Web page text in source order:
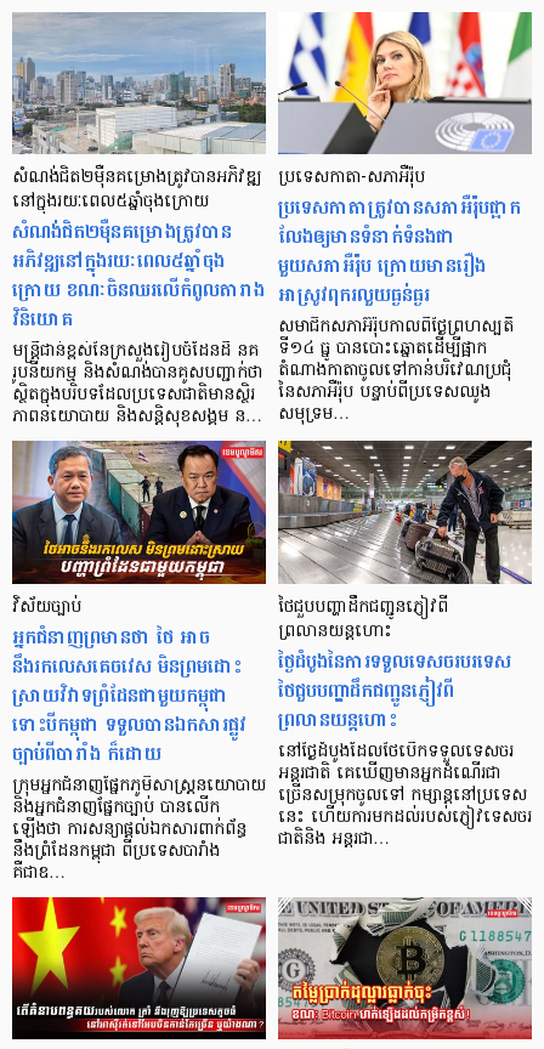
សំណង់ជិត២ម៉ឺនគម្រោងត្រូវបានអភិវឌ្ឍ
នៅក្នុងរយៈពេល៥ឆ្នាំចុងក្រោយ
សំណង់ជិត២ម៉ឺនគម្រោងត្រូវបាន
អភិវឌ្ឍនៅក្នុងរយៈពេល៥ឆ្នាំចុង
ក្រោយ ខណៈចិនឈរលើកំពូលតារាង
វិនិយោគ
មន្ត្រីជាន់ខ្ពស់នៃក្រសួងរៀបចំដែនដី នគ
រូបនីយកម្ម និងសំណង់បានគូសបញ្ជាក់ថា
ស្ថិតក្នុងបរិបទដែលប្រទេសជាតិមានស្ថិរ
ភាពនយោបាយ និងសន្តិសុខសង្គម ន…
ប្រទេសកាតា-សភាអឺរ៉ុប
ប្រទេសកាតាត្រូវបានសភាអឺរ៉ុបផ្អាក
លែងឲ្យមានទំនាក់ទំនងជា
មួយសភាអឺរ៉ុប ក្រោយមានរឿង
អាស្រូវពុករលួយធ្ងន់ធ្ងរ
សមាជិកសភាអ៊ឺរ៉ុបកាលពីថ្ងៃព្រហស្បតិ៍
ទី១៤ ធ្នូ បានបោះឆ្នោតដើម្បីផ្អាក
តំណាងកាតាចូលទៅកាន់បរិវេណប្រជុំ
នៃសភាអឺរ៉ុប បន្ទាប់ពីប្រទេសឈូង
សមុទ្រម…
វិស័យច្បាប់
អ្នកជំនាញព្រមានថា ថៃ អាច
នឹងរកលេសគេចវេស មិនព្រមដោះ
ស្រាយវិវាទព្រំដែនជាមួយកម្ពុជា
ទោះបីកម្ពុជា ទទួលបានឯកសារផ្លូវ
ច្បាប់ពីបារាំង ក៏ដោយ
ក្រុមអ្នកជំនាញផ្នែកភូមិសាស្ត្រនយោបាយ
និងអ្នកជំនាញផ្នែកច្បាប់ បានលើក
ឡើងថា ការសន្យាផ្តល់ឯកសារពាក់ព័ន្ធ
នឹងព្រំដែនកម្ពុជា ពីប្រទេសបារាំង
គឺជាឧ…
ថៃជួបបញ្ហាដឹកជញ្ជូនភ្ញៀវពី
ព្រលានយន្ដហោះ
ថ្ងៃដំបូងនៃការទទួលទេសចរបរទេស
ថៃជួបបញ្ហាដឹកជញ្ជូនភ្ញៀវពី
ព្រលានយន្ដហោះ
នៅថ្ងៃដំបូងដែលថៃបើកទទួលទេសចរ
អន្តរជាតិ គេឃើញមានអ្នកដំណើរជា
ច្រើនសម្រុកចូលទៅ កម្សាន្ដនៅប្រទេស
នេះ ហើយការមកដល់របស់ភ្ញៀវទេសចរ
ជាតិនិង អន្តរជា…